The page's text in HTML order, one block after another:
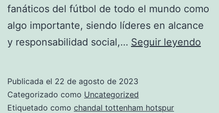
fanáticos del fútbol de todo el mundo como
algo importante, siendo líderes en alcance
y responsabilidad social,… Seguir leyendo
Publicada el 22 de agosto de 2023
Categorizado como Uncategorized
Etiquetado como chandal tottenham hotspur